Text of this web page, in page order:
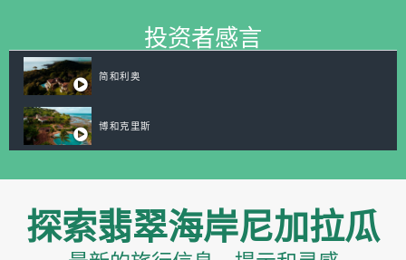
投资者感言
简和利奥
博和克里斯
探索翡翠海岸尼加拉瓜